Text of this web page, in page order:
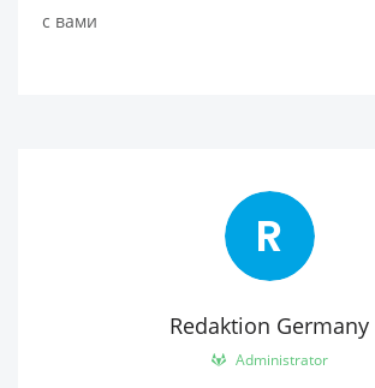
с вами
R
Redaktion Germany
Administrator